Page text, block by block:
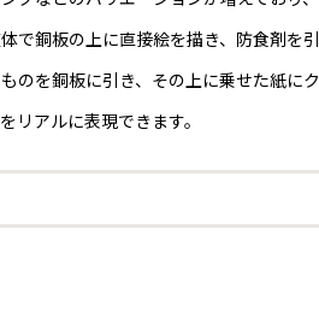
で銅板の上に直接絵を描き、防食剤を
のを銅板に引き、その上に乗せた紙に
リアルに表現できます。